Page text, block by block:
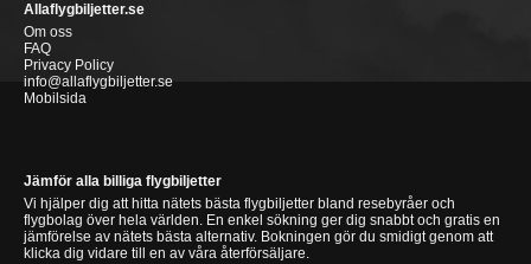
Allaflygbiljetter.se
Om oss
FAQ
Privacy Policy
info@allaflygbiljetter.se
Mobilsida
Jämför alla billiga flygbiljetter
Vi hjälper dig att hitta nätets bästa flygbiljetter bland resebyråer och
flygbolag över hela världen. En enkel sökning ger dig snabbt och gratis en
jämförelse av nätets bästa alternativ. Bokningen gör du smidigt genom att
klicka dig vidare till en av våra återförsäljare.